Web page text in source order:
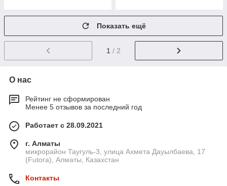
Показать ещё
1 / 2
О нас
Рейтинг не сформирован
Менее 5 отзывов за последний год
Работает с 28.09.2021
г. Алматы
микрорайон Таугуль-3, улица Ахмета Дауылбаева, 17
(Futora), Алматы, Казахстан
Контакты